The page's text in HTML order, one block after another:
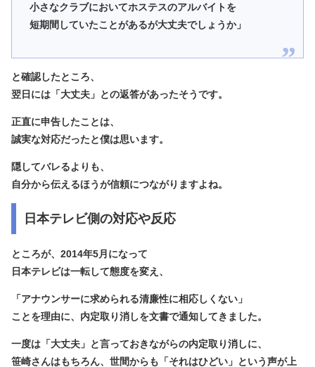
小さなクラブにおいてホステスのアルバイトを
短期間していたことがあるが大丈夫でしょうか」
と確認したところ、
翌日には「大丈夫」との返答があったそうです。
正直に申告したことは、
誠実な対応だったと僕は思います。
隠してバレるよりも、
自分から伝えるほうが信頼につながりますよね。
日本テレビ側の対応や反応
ところが、2014年5月になって
日本テレビは一転して態度を変え、
「アナウンサーに求められる清廉性に相応しくない」
ことを理由に、内定取り消しを文書で通知してきました。
一度は「大丈夫」と言っておきながらの内定取り消しに、
笹崎さんはもちろん、世間からも「それはひどい」という声が上